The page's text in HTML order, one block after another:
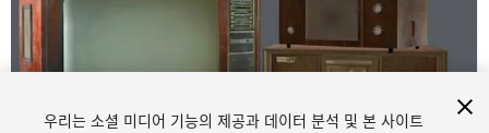
우리는 소셜 미디어 기능의 제공과 데이터 분석 및 본 사이트